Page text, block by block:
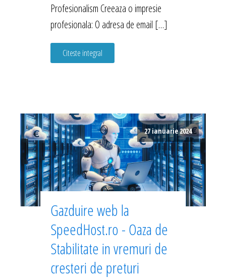
Profesionalism Creeaza o impresie
profesionala: O adresa de email […]
Citeste integral
27 ianuarie 2024
Gazduire web la
SpeedHost.ro - Oaza de
Stabilitate in vremuri de
cresteri de preturi